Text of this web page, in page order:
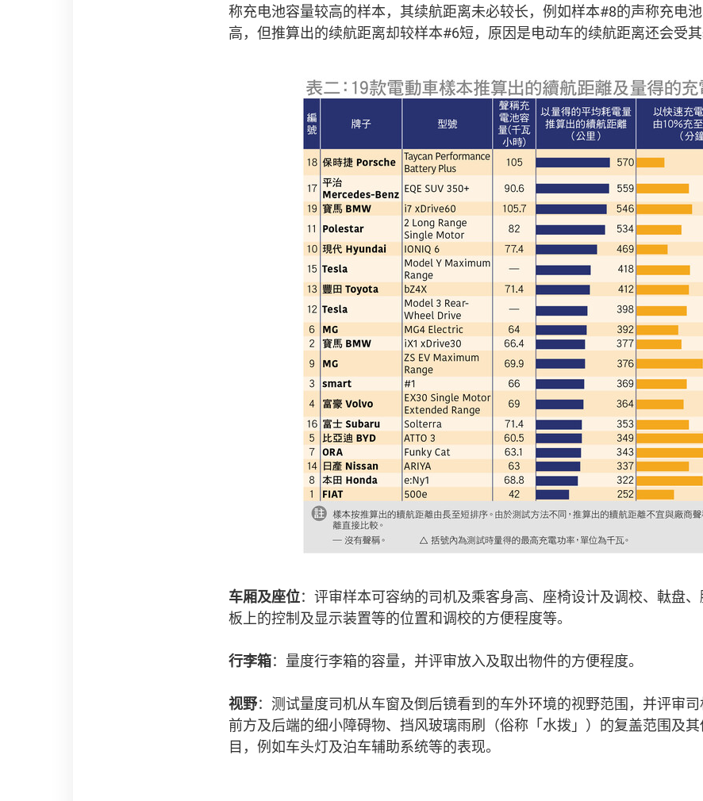
称充电池容量较高的样本，其续航距离未必较长，例如样本#8的声称充电
高，但推算出的续航距离却较样本#6短，原因是电动车的续航距离还会受其
车厢及座位：评审样本可容纳的司机及乘客身高、座椅设计及调校、軚盘
板上的控制及显示装置等的位置和调校的方便程度等。
行李箱：量度行李箱的容量，并评审放入及取出物件的方便程度。
视野：测试量度司机从车窗及倒后镜看到的车外环境的视野范围，并评审
前方及后端的细小障碍物、挡风玻璃雨刷（俗称「水拨」）的复盖范围及
目，例如车头灯及泊车辅助系统等的表现。